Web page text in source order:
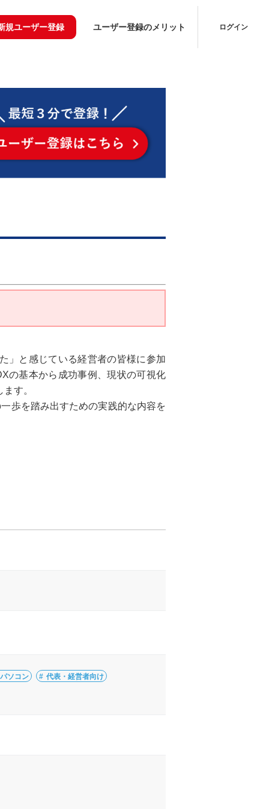
規ユーザー登録 ユーザー登録のメリット ログイン
」と感じている経営者の皆様に参加
の基本から成功事例、現状の可視化
す。
歩を踏み出すための実践的な内容を
ソコン 代表・経営者向け